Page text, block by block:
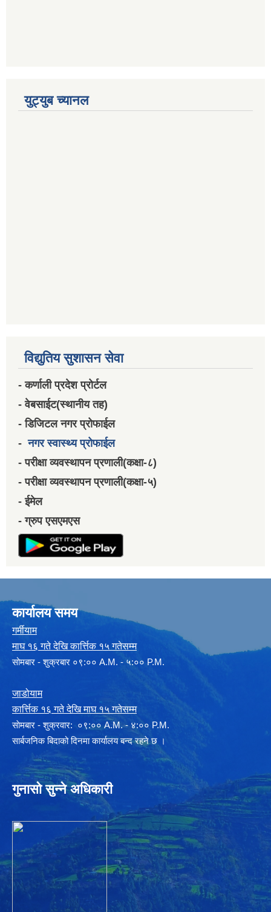
युट्युब च्यानल
विद्युतिय सुशासन सेवा
- कर्णाली प्रदेश प्रोर्टल
- वेबसाईट(स्थानीय तह)
- डिजिटल नगर प्रोफाईल
-नगर स्वास्थ्य प्रोफाईल
- परीक्षा व्यवस्थापन प्रणाली(कक्षा-८)
- परीक्षा व्यवस्थापन प्रणाली(कक्षा-५)
- ईमेल
- ग्रुप एसएमएस
कार्यालय समय
गर्मीयाम
माघ १६ गते देखि कार्त्तिक १५ गतेसम्म
सोमबार - शुक्रबार ०९:०० A.M. - ५:०० P.M.
जाडोयाम
कार्त्तिक १६ गते देखि माघ १५ गतेसम्म
साेमबार - शुक्रवार: ०९:०० A.M. - ४:०० P.M.
सार्बजनिक बिदाको दिनमा कार्यालय बन्द रहने छ ।
गुनासो सुन्ने अधिकारी